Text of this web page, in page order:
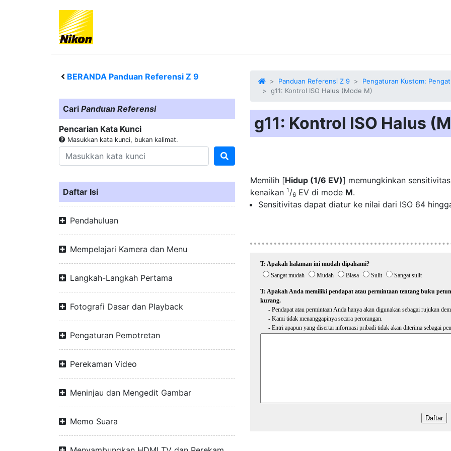
BERANDA Panduan Referensi Z 9
Cari Panduan Referensi
Pencarian Kata Kunci
Masukkan kata kunci, bukan kalimat.
Daftar Isi
Pendahuluan
Mempelajari Kamera dan Menu
Langkah-Langkah Pertama
Fotografi Dasar dan Playback
Pengaturan Pemotretan
Perekaman Video
Meninjau dan Mengedit Gambar
Memo Suara
Panduan Referensi Z 9
Pengaturan Kustom:
g11: Kontrol ISO Halus (Mode M)
g11: Kontrol ISO Halus
Memilih [Hidup (1/6 EV)] memungkinkan
kenaikan 1 /6 EV di mode M.
Sensitivitas dapat diatur ke nilai dari ISO 64